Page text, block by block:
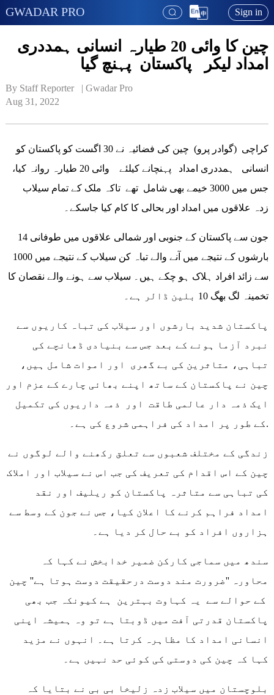
GWADAR PRO Sign in
چین کا وائی 20 طیارہ انسانی ہمددری
امداد لیکر پاکستان پہنچ گیا
By Staff Reporter   | Gwadar Pro
Aug 31, 2022
کراچی (گوادر پرو) چین کی فضائیہ نے 30 اگست کو پاکستان کو
انسانی ہمددری امداد پہنچانے کیلئے وائی 20 طیارہ روانہ کیا،
جس میں 3000 خیمے بھی شامل تھے تاکہ ملک کے تمام سیلاب
زدہ علاقوں میں امداد اور بحالی کا کام کیا جاسکے۔
14 جون سے پاکستان کے جنوبی اور شمالی علاقوں میں طوفانی
بارشوں کے نتیجے میں آنے والے تباہ کن سیلاب کے نتیجے میں 1000
سے زائد افراد ہلاک ہو چکے ہیں۔ سیلاب سے ہونے والے نقصان کا
تخمینہ لگ بھگ 10 بلین ڈالر ہے۔
پاکستان شدید بارشوں اور سیلاب کی تباہ کاریوں سے
نبرد آزما ہونے کے بعد جس سے بنیادی ڈھانچے کی
تباہی، متاثرین کی بے گھری اور اموات شامل ہیں،
چین نے پاکستان کے ساتھ اپنے بھائی چارے کے عزم اور
ایک ذمہ دار عالمی طاقت اور ذمہ داریوں کی تکمیل
کے طور پر امداد کی فراہمی شروع کی ہے۔.
زندگی کے مختلف شعبوں سے تعلق رکھنے والے لوگوں نے
چین کے اس اقدام کی تعریف کی جب اس نے سیلاب اور املاک
کی تباہی سے متاثرہ پاکستان کو ریلیف اور نقد
امداد فراہم کرنے کا اعلان کیا، جس نے جون کے وسط سے
ہزاروں افراد کو بے حال کر دیا ہے۔
سندھ میں سماجی کارکن ضمیر خدابخش نے کہا کہ
محاورہ ''ضرورت مند دوست درحقیقت دوست ہوتا ہے'' چین
کے حوالے سے یہ کہاوت بہترین ہے کیونکہ جب بھی
پاکستان قدرتی آفت میں ڈوبتا ہے تو وہ ہمیشہ اپنی
انسانی امداد کا مظاہرہ کرتا ہے۔ انہوں نے مزید
کہا کہ چین کی دوستی کی کوئی حد نہیں ہے۔
بلوچستان میں سیلاب زدہ زلیخا بی بی نے بتایا کہ